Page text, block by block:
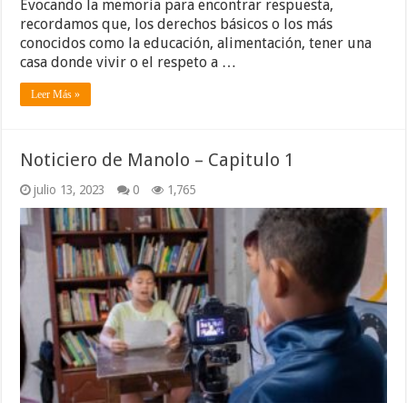
Evocando la memoria para encontrar respuesta,
recordamos que, los derechos básicos o los más
conocidos como la educación, alimentación, tener una
casa donde vivir o el respeto a …
Leer Más »
Noticiero de Manolo – Capitulo 1
julio 13, 2023 0 1,765